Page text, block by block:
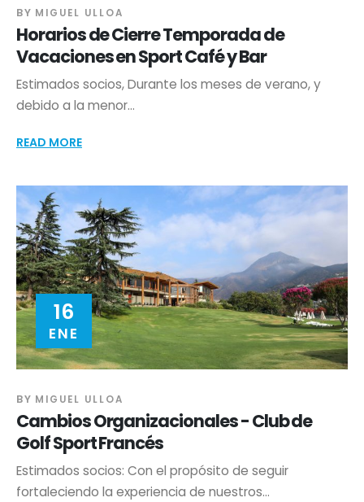
BY MIGUEL ULLOA
Horarios de Cierre Temporada de
Vacaciones en Sport Café y Bar
Estimados socios, Durante los meses de verano, y
debido a la menor...
READ MORE
16
ENE
BY MIGUEL ULLOA
Cambios Organizacionales - Club de
Golf Sport Francés
Estimados socios: Con el propósito de seguir
fortaleciendo la experiencia de nuestros...